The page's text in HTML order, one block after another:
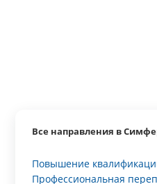
Все направления в
Повышение
Профессиональная